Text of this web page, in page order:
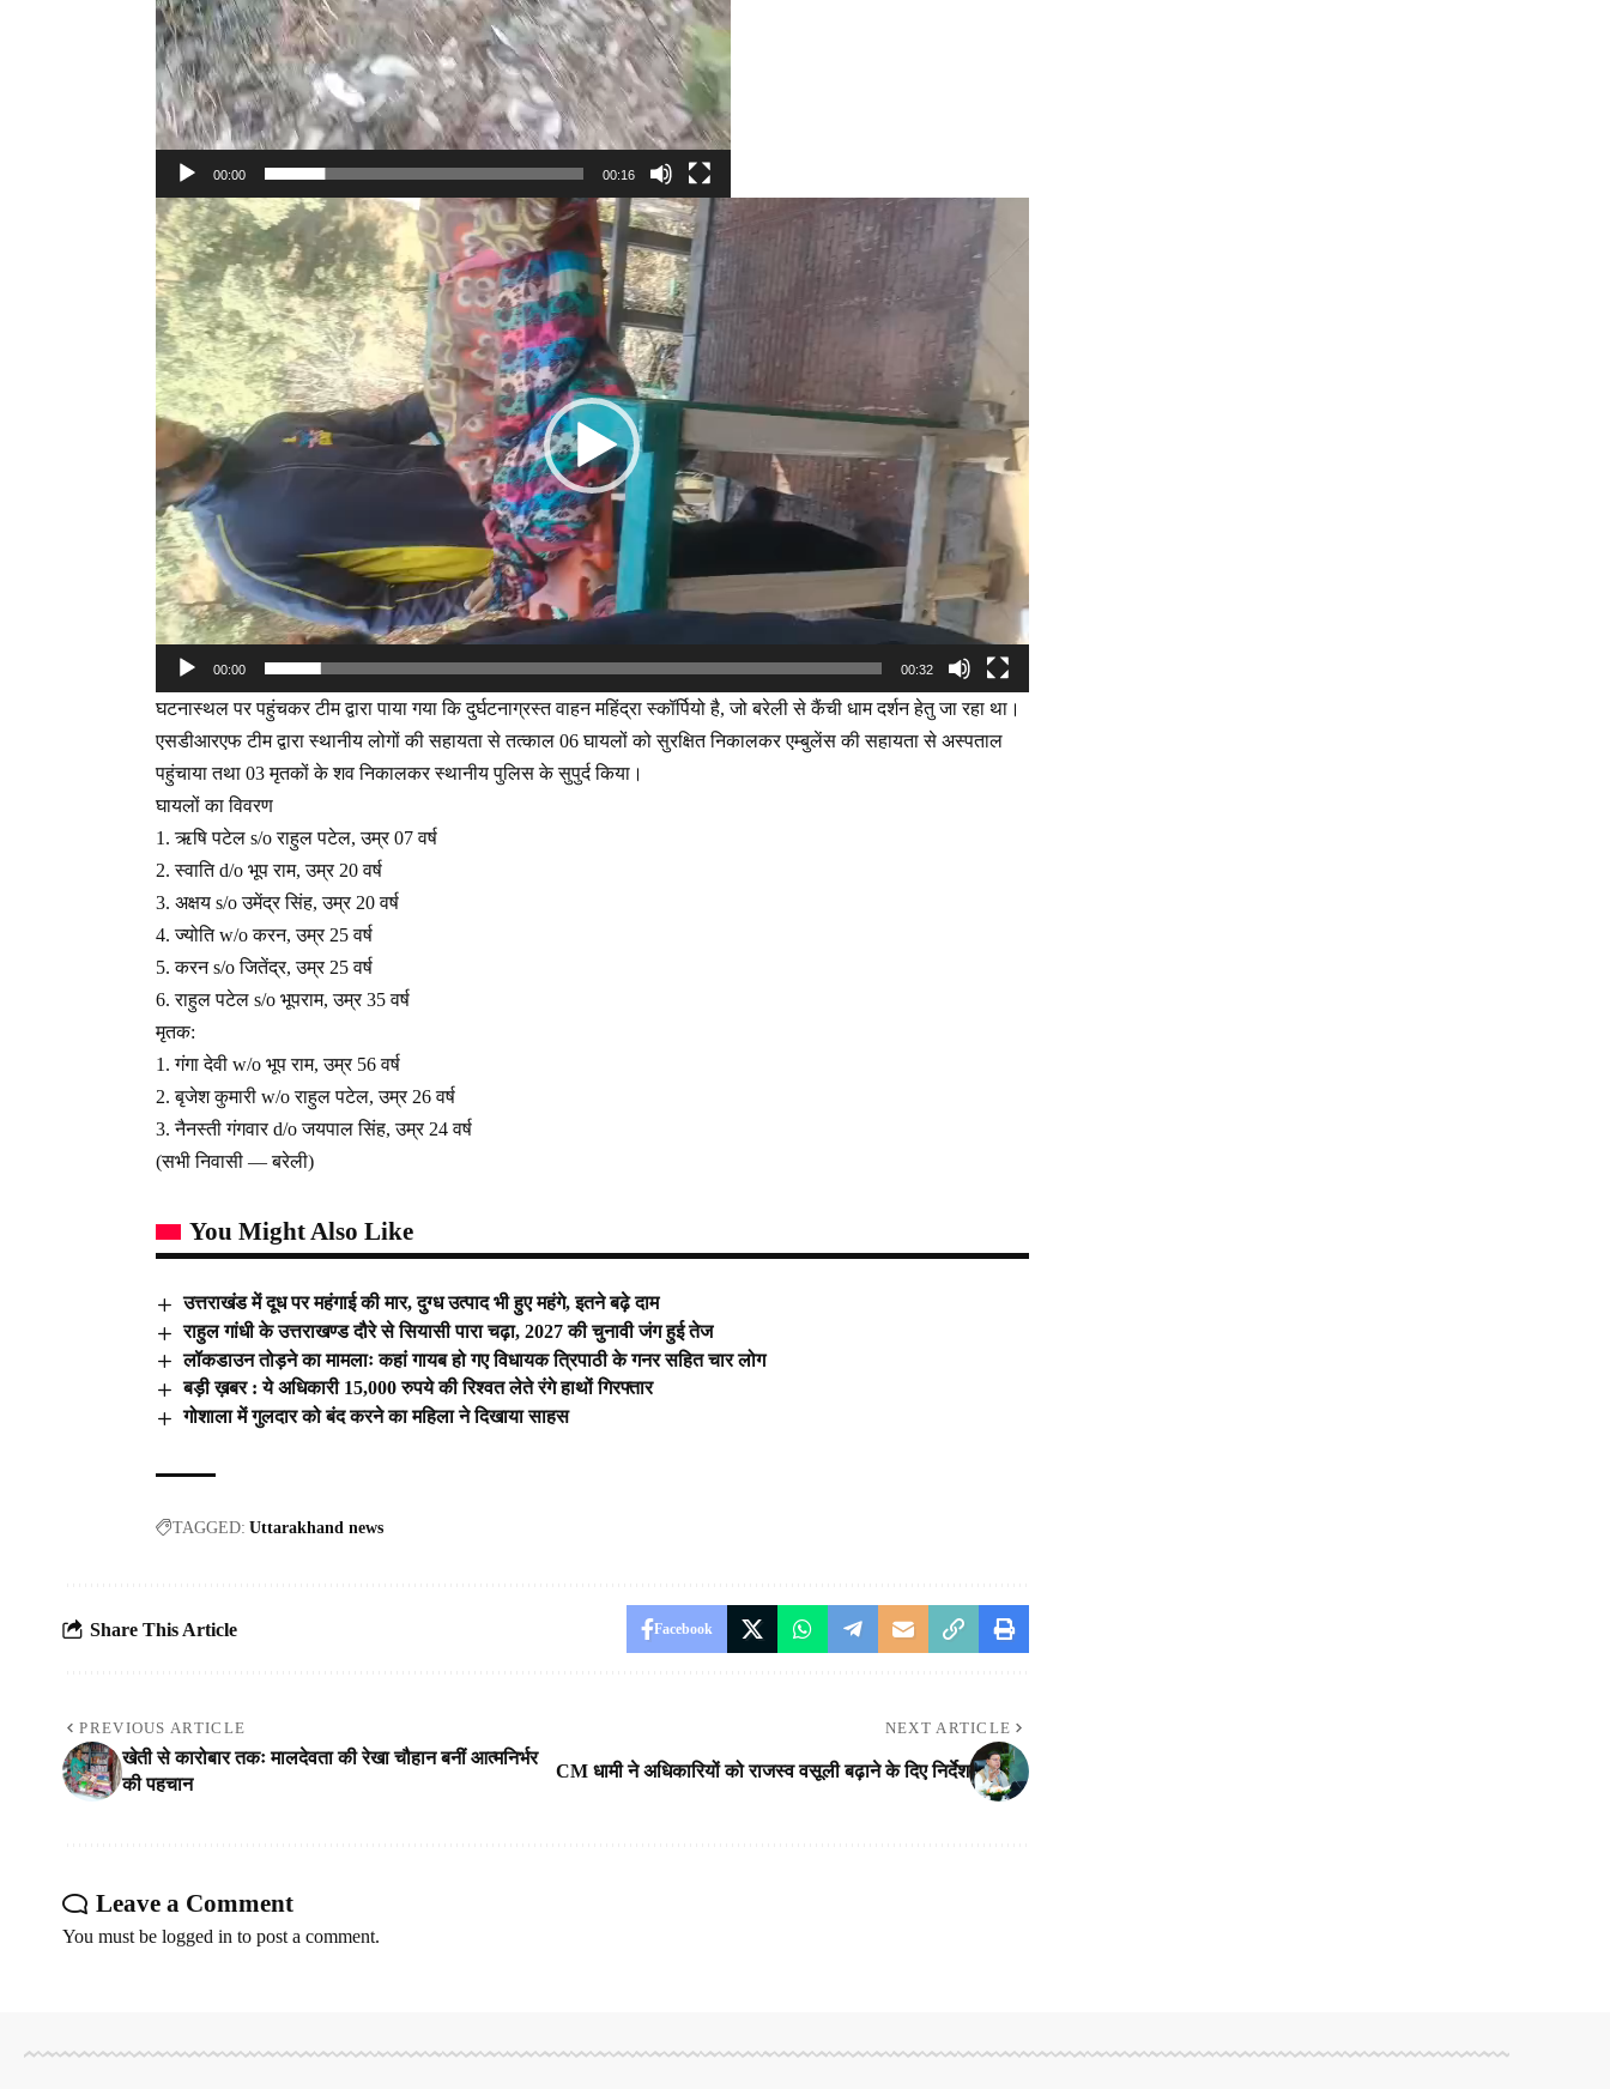
00:00 00:16
Video
Player
00:00 00:32
घटनास्थल पर पहुंचकर टीम द्वारा पाया गया कि दुर्घटनाग्रस्त वाहन महिंद्रा स्कॉर्पियो है, जो बरेली से कैंची धाम दर्शन हेतु जा रहा था।
एसडीआरएफ टीम द्वारा स्थानीय लोगों की सहायता से तत्काल 06 घायलों को सुरक्षित निकालकर एम्बुलेंस की सहायता से अस्पताल
पहुंचाया तथा 03 मृतकों के शव निकालकर स्थानीय पुलिस के सुपुर्द किया।
घायलों का विवरण
1. ऋषि पटेल s/o राहुल पटेल, उम्र 07 वर्ष
2. स्वाति d/o भूप राम, उम्र 20 वर्ष
3. अक्षय s/o उमेंद्र सिंह, उम्र 20 वर्ष
4. ज्योति w/o करन, उम्र 25 वर्ष
5. करन s/o जितेंद्र, उम्र 25 वर्ष
6. राहुल पटेल s/o भूपराम, उम्र 35 वर्ष
मृतक:
1. गंगा देवी w/o भूप राम, उम्र 56 वर्ष
2. बृजेश कुमारी w/o राहुल पटेल, उम्र 26 वर्ष
3. नैनस्ती गंगवार d/o जयपाल सिंह, उम्र 24 वर्ष
(सभी निवासी — बरेली)
You Might Also Like
उत्तराखंड में दूध पर महंगाई की मार, दुग्ध उत्पाद भी हुए महंगे, इतने बढ़े दाम
राहुल गांधी के उत्तराखण्ड दौरे से सियासी पारा चढ़ा, 2027 की चुनावी जंग हुई तेज
लॉकडाउन तोड़ने का मामलाः कहां गायब हो गए विधायक त्रिपाठी के गनर सहित चार लोग
बड़ी ख़बर : ये अधिकारी 15,000 रुपये की रिश्वत लेते रंगे हाथों गिरफ्तार
गोशाला में गुलदार को बंद करने का महिला ने दिखाया साहस
TAGGED: Uttarakhand news
Share This Article Facebook
PREVIOUS ARTICLE
खेती से कारोबार तकः मालदेवता की रेखा चौहान बनीं आत्मनिर्भर
की पहचान
NEXT ARTICLE
CM धामी ने अधिकारियों को राजस्व वसूली बढ़ाने के दिए निर्देश
Leave a Comment
You must be logged in to post a comment.